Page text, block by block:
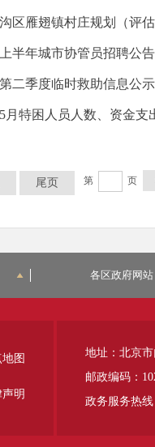
雁翅镇村庄规划（评估套合）
半年城市协管员招聘公告
二季度临时救助信息公示
月特困人员人数、资金支
尾页 第 页
各区政府网站
地址：北京
邮政编码：
政务服务热线
图
明